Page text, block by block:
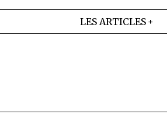
LES ARTICLES